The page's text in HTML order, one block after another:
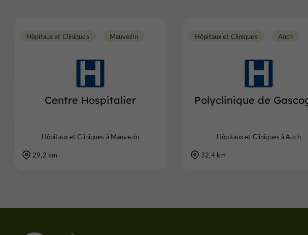
Centre Hospitalier
Hôpitaux et Cliniques Mauvezin
Hôpitaux et Cliniques à Mauvezin
29,2 km
Polyclinique de
Hôpitaux et Cliniques Auch
Hôpitaux et Cliniques à Auch
32,4 km